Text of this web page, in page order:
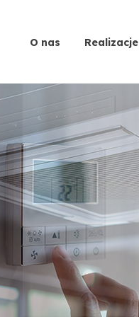
O nas Realizacje